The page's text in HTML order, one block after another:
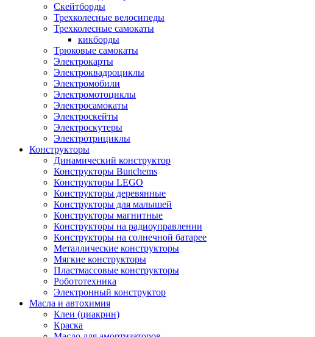
Скейтборды
Трехколесные велосипеды
Трехколесные самокаты
кикборды
Трюковые самокаты
Электрокарты
Электроквадроциклы
Электромобили
Электромотоциклы
Электросамокаты
Электроскейты
Электроскутеры
Электротрициклы
Конструкторы
Динамический конструктор
Конструкторы Bunchems
Конструкторы LEGO
Конструкторы деревянные
Конструкторы для малышей
Конструкторы магнитные
Конструкторы на радиоуправлении
Конструкторы на солнечной батарее
Металлические конструкторы
Мягкие конструкторы
Пластмассовые конструкторы
Робототехника
Электронный конструктор
Масла и автохимия
Клеи (циакрин)
Краска